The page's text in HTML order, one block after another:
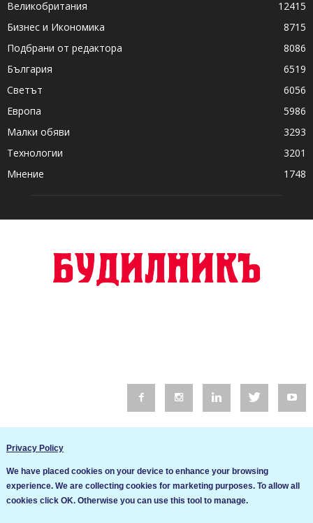
Великобритания
12415
Бизнес и Икономика
8715
Подбрани от редактора
8086
България
6519
Светът
6056
Европа
5986
Малки обяви
3293
Технологии
3201
Мнение
1748
Общи условия
Privacy Policy
We have placed cookies on your device to enhance your browsing
experience. We are collecting cookies for marketing purposes. To allow all
cookies click OK. Otherwise you can use this tool to manage.
Ние използваме бисквитки за да подобрим услугите си. Ако
продължите да посещавате този сайт, ние приемаме, че се